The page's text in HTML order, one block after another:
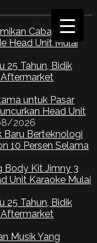
Cabang
Head Unit Mulai
25 Tahun, Bidik
untuk Pasar
Head Unit
2026
Baru Berteknologi
10 Persen Selama
Body Kit Jimny 3
Unit Karaoke Mulai
25 Tahun, Bidik
Musik Yang